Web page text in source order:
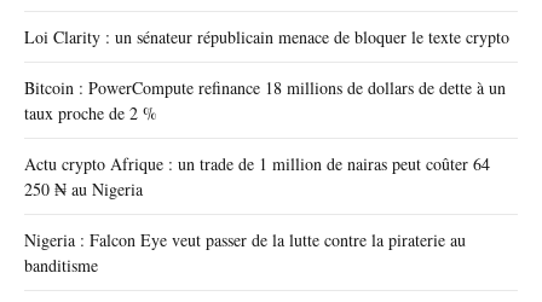
Loi Clarity : un sénateur républicain menace de bloquer le texte crypto
Bitcoin : PowerCompute refinance 18 millions de dollars de dette à un
taux proche de 2 %
Actu crypto Afrique : un trade de 1 million de nairas peut coûter 64
250 ₦ au Nigeria
Nigeria : Falcon Eye veut passer de la lutte contre la piraterie au
banditisme